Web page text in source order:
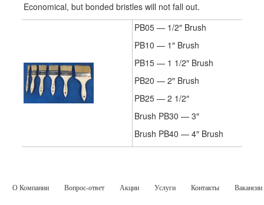
Economical, but bonded bristles will not fall out.
PB05 — 1/2″ Brush
PB10 — 1″ Brush
PB15 — 1 1/2″ Brush
PB20 — 2″ Brush
PB25 — 2 1/2″
Brush PB30 — 3″
Brush PB40 — 4″ Brush
О Компании Вопрос-ответ Акции Услуги Контакты Вакансии